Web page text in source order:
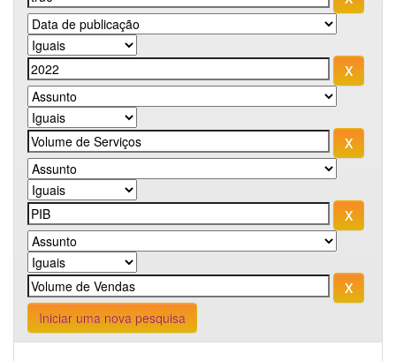
Iniciar uma nova pesquisa